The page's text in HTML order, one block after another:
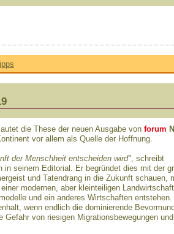
die These der neuen Ausgabe von forum
vor allem als Quelle der Hoffnung.
der Menschheit entscheiden wird", schreibt
seinem Editorial. Er begründet dies mit der
und Tatendrang in die Zukunft schauen,
modernen, aber kleinteiligen
und ein anderes Wirtschaften
wenn endlich die dominierende
von riesigen Migrationsbewegungen